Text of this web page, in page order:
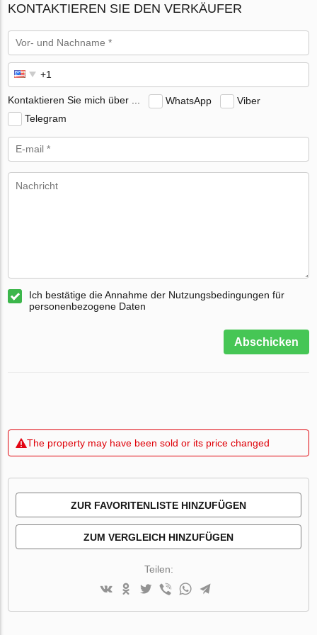
KONTAKTIEREN SIE DEN VERKÄUFER
Kontaktieren Sie mich über ... WhatsApp
Viber
Telegram
Ich bestätige die Annahme der Nutzungsbedingungen für
personenbezogene Daten
Abschicken
The property may have been sold or its price changed
ZUR FAVORITENLISTE HINZUFÜGEN
ZUM VERGLEICH HINZUFÜGEN
Teilen: